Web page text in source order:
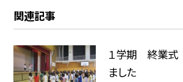
関連記事
１学期 終業式
ました